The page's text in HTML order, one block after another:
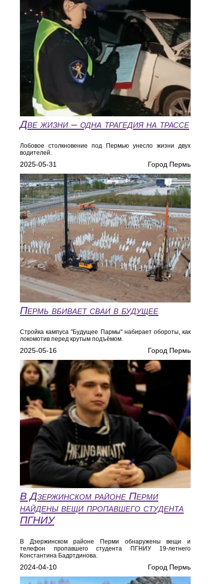
Две жизни – одна трагедия на трассе
Лобовое столкновение под Пермью унесло жизни двух
водителей.
2025-05-31 Город Пермь
Пермь вбивает сваи в будущее
Стройка кампуса "Будущее Пармы" набирает обороты, как
локомотив перед крутым подъёмом.
2025-05-16 Город Пермь
В Дзержинском районе Перми
найдены вещи пропавшего студента
ПГНИУ
В Дзержинском районе Перми обнаружены вещи и
телефон пропавшего студента ПГНИУ 19-летнего
Константина Бадртдинова.
2024-04-10 Город Пермь